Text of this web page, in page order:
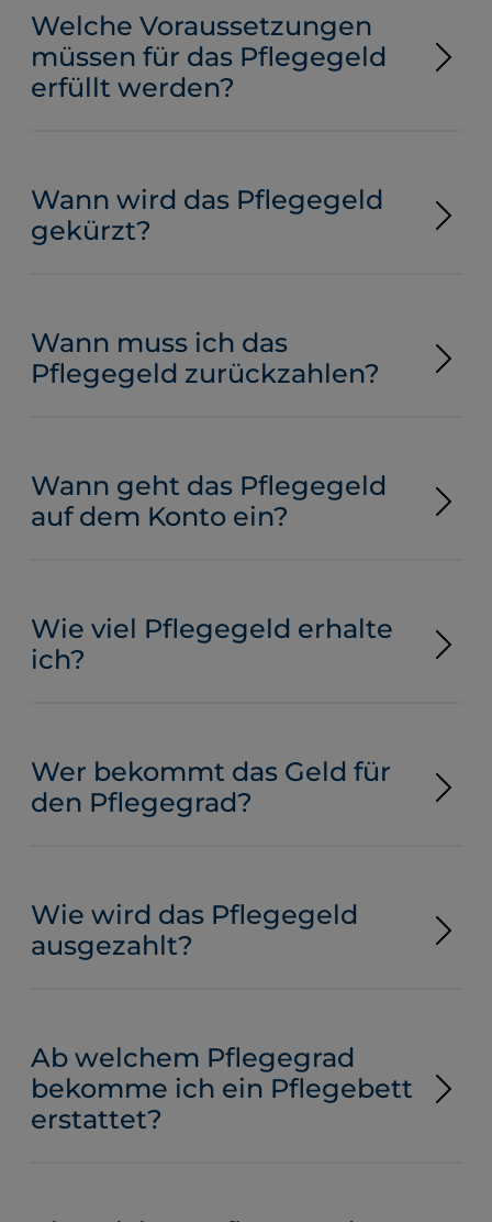
Welche Voraussetzungen
müssen für das Pflegegeld
erfüllt werden?
Wann wird das Pflegegeld
gekürzt?
Wann muss ich das
Pflegegeld zurückzahlen?
Wann geht das Pflegegeld
auf dem Konto ein?
Wie viel Pflegegeld erhalte
ich?
Wer bekommt das Geld für
den Pflegegrad?
Wie wird das Pflegegeld
ausgezahlt?
Ab welchem Pflegegrad
bekomme ich ein Pflegebett
erstattet?